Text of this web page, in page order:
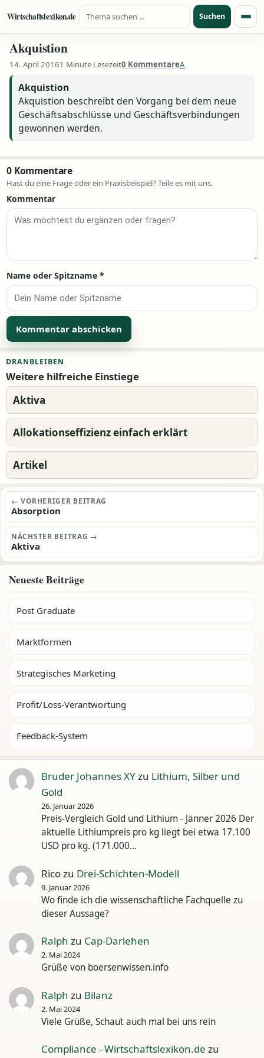
Zum Inhalt springen
Wirtschaftslexikon.de
Suche nach:
Suchen
Akquistion
14. April 20161 Minute Lesezeit0 KommentareA
Akquistion
Akquistion beschreibt den Vorgang bei dem neue
Geschäftsabschlüsse und Geschäftsverbindungen
gewonnen werden.
0 Kommentare
Hast du eine Frage oder ein Praxisbeispiel? Teile es mit uns.
Kommentar
Name oder Spitzname *
DRANBLEIBEN
Weitere hilfreiche Einstiege
Aktiva
Allokationseffizienz einfach erklärt
Artikel
Beitragsnavigation
← VORHERIGER BEITRAG
Absorption
NÄCHSTER BEITRAG →
Aktiva
Neueste Beiträge
Post Graduate
Marktformen
Strategisches Marketing
Profit/Loss-Verantwortung
Feedback-System
Bruder Johannes XYzu Lithium, Silber und
Gold
26. Januar 2026
Preis-Vergleich Gold und Lithium - Jänner 2026 Der
aktuelle Lithiumpreis pro kg liegt bei etwa 17.100
USD pro kg. (171.000…
Ricozu Drei-Schichten-Modell
9. Januar 2026
Wo finde ich die wissenschaftliche Fachquelle zu
dieser Aussage?
Ralph zu Cap-Darlehen
2. Mai 2024
Grüße von boersenwissen.info
Ralph zu Bilanz
2. Mai 2024
Viele Grüße, Schaut auch mal bei uns rein
Compliance - Wirtschaftslexikon.de zu